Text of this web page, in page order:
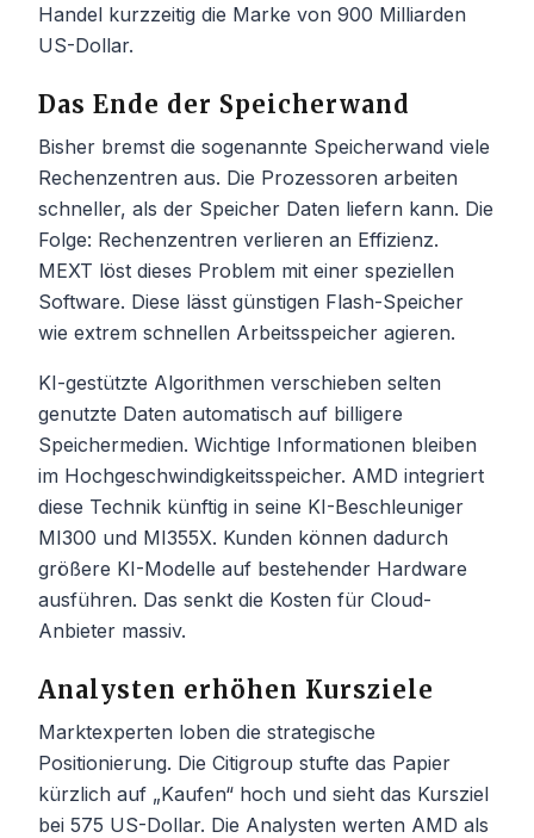
Handel kurzzeitig die Marke von 900 Milliarden
US-Dollar.
Das Ende der Speicherwand
Bisher bremst die sogenannte Speicherwand viele
Rechenzentren aus. Die Prozessoren arbeiten
schneller, als der Speicher Daten liefern kann. Die
Folge: Rechenzentren verlieren an Effizienz.
MEXT löst dieses Problem mit einer speziellen
Software. Diese lässt günstigen Flash-Speicher
wie extrem schnellen Arbeitsspeicher agieren.
KI-gestützte Algorithmen verschieben selten
genutzte Daten automatisch auf billigere
Speichermedien. Wichtige Informationen bleiben
im Hochgeschwindigkeitsspeicher. AMD integriert
diese Technik künftig in seine KI-Beschleuniger
MI300 und MI355X. Kunden können dadurch
größere KI-Modelle auf bestehender Hardware
ausführen. Das senkt die Kosten für Cloud-
Anbieter massiv.
Analysten erhöhen Kursziele
Marktexperten loben die strategische
Positionierung. Die Citigroup stufte das Papier
kürzlich auf „Kaufen“ hoch und sieht das Kursziel
bei 575 US-Dollar. Die Analysten werten AMD als